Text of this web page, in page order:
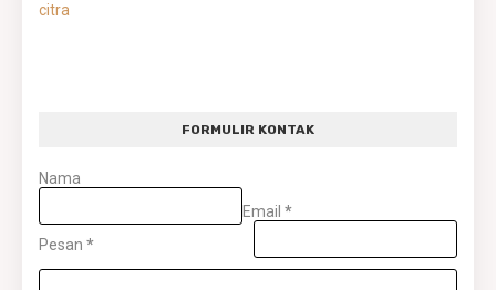
citra
FORMULIR KONTAK
Nama
Email *
Pesan *